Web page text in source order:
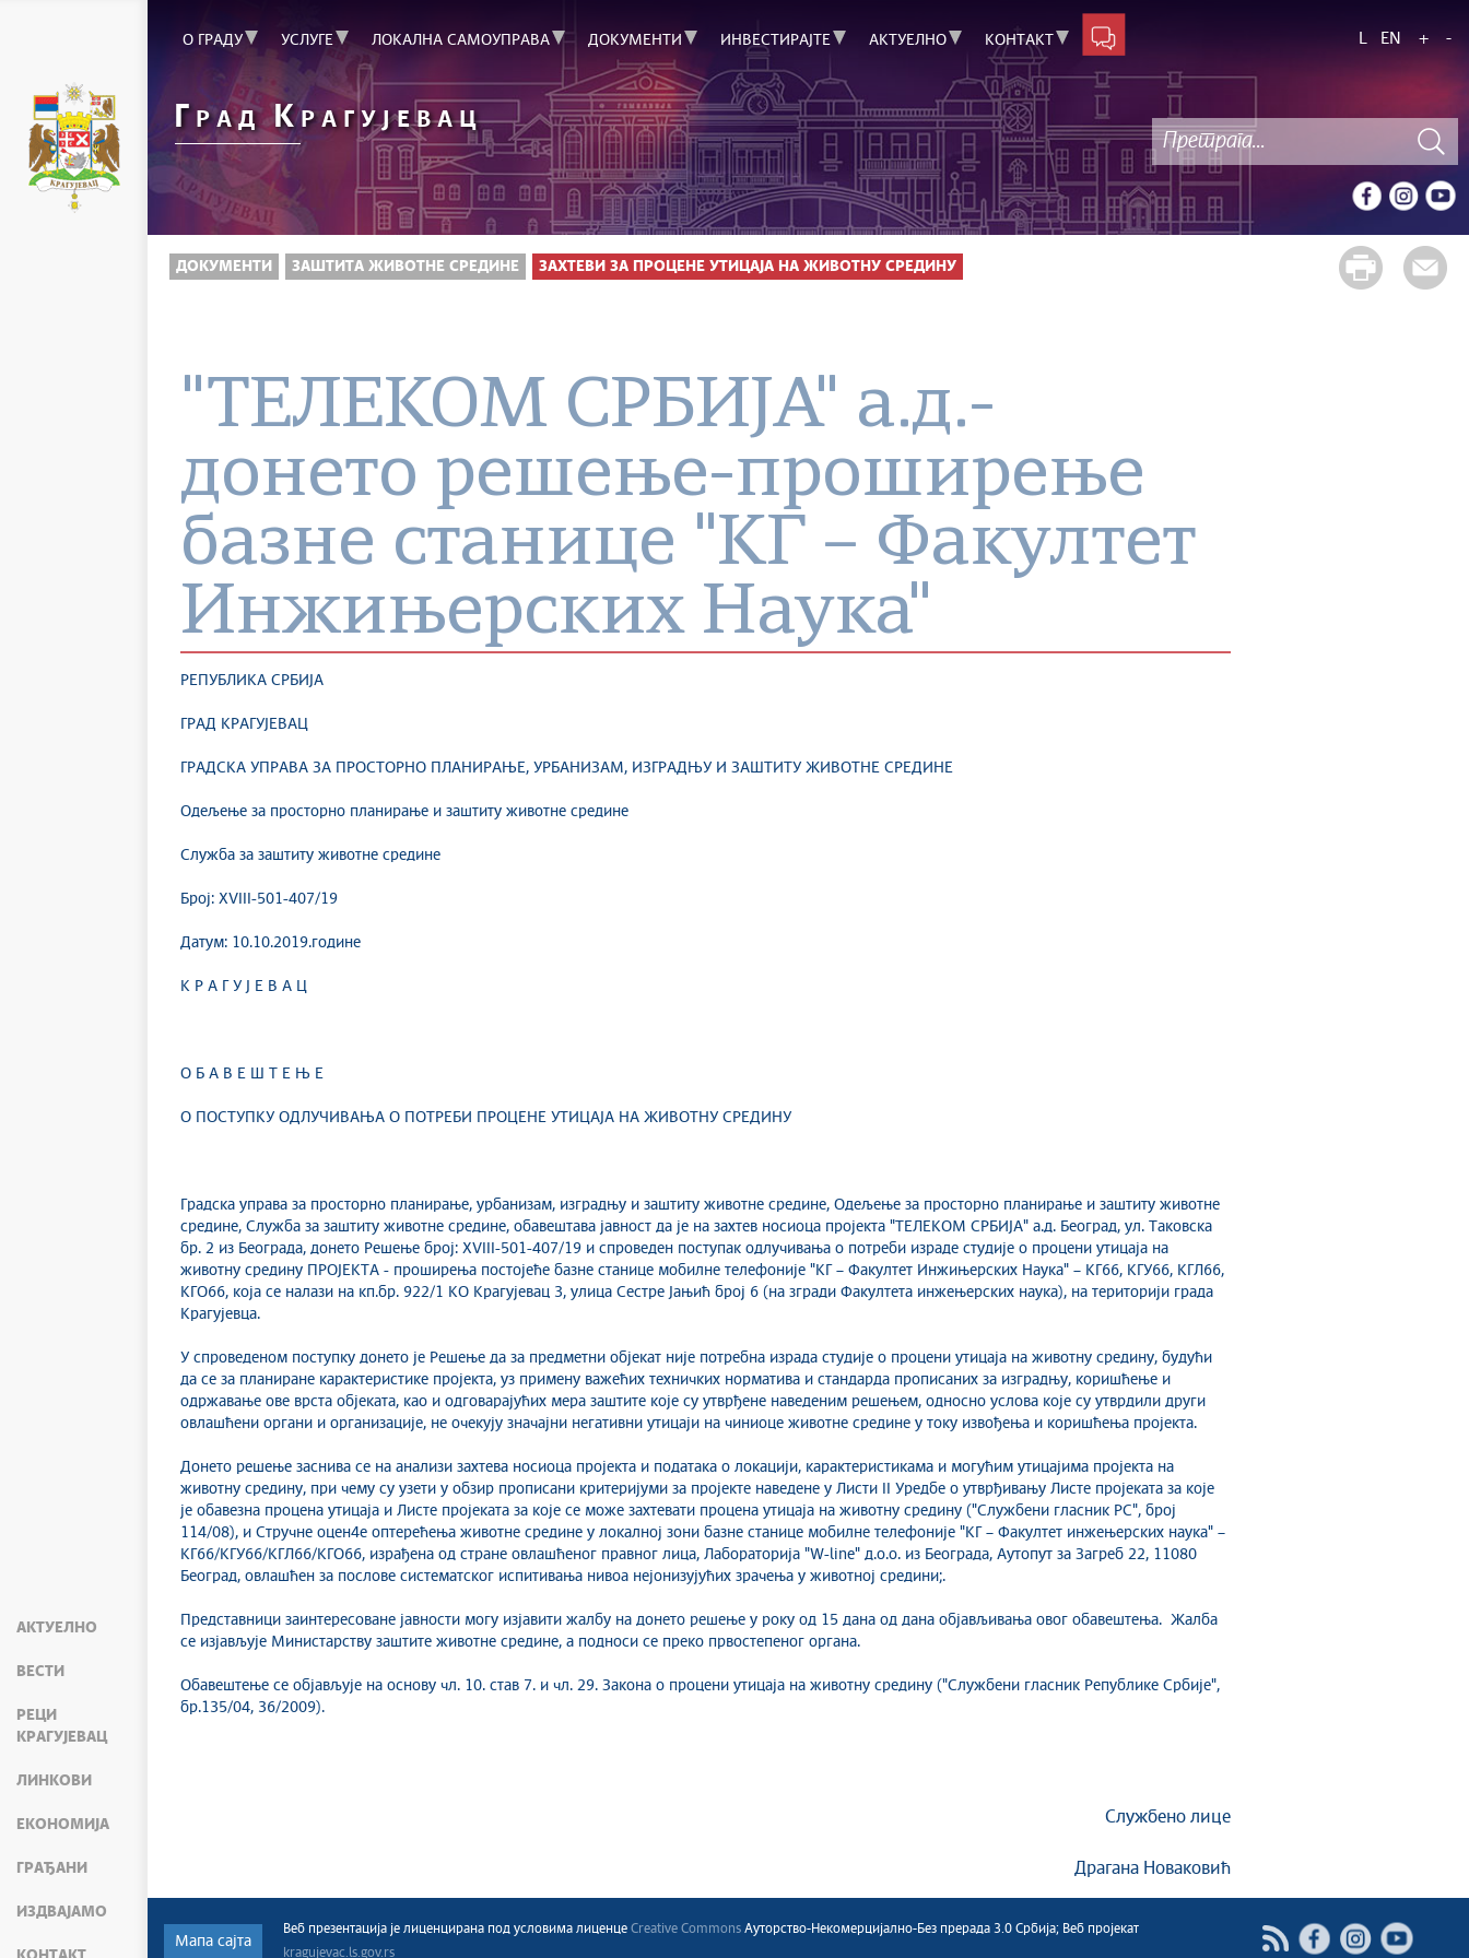
АКТУЕЛНО
ВЕСТИ
РЕЦИ
КРАГУЈЕВАЦ
ЛИНКОВИ
ЕКОНОМИЈА
ГРАЂАНИ
ИЗДВАЈАМО
О ГРАДУ УСЛУГЕ ЛОКАЛНА САМОУПРАВА ДОКУМЕНТИ ИНВЕСТИРАЈТЕ АКТУЕЛНО КОНТАКТ L EN + -
Г РАДКРАГУЈЕВАЦ
ДОКУМЕНТИ ЗАШТИТА ЖИВОТНЕ СРЕДИНЕ ЗАХТЕВИ ЗА ПРОЦЕНЕ УТИЦАЈА НА ЖИВОТНУ СРЕДИНУ
"ТЕЛЕКОМ СРБИЈА" а.д.-
донето решење-проширење
базне станице "КГ – Факултет
Инжињерских Наука"
РЕПУБЛИКА СРБИЈА
ГРАД КРАГУЈЕВАЦ
ГРАДСКА УПРАВА ЗА ПРОСТОРНО ПЛАНИРАЊЕ, УРБАНИЗАМ, ИЗГРАДЊУ И ЗАШТИТУ ЖИВОТНЕ СРЕДИНЕ
Одељење за просторно планирање и заштиту животне средине
Служба за заштиту животне средине
Број: XVIII-501-407/19
Датум: 10.10.2019.године
К Р А Г У Ј Е В А Ц
О Б А В Е Ш Т Е Њ Е
О ПОСТУПКУ ОДЛУЧИВАЊА О ПОТРЕБИ ПРОЦЕНЕ УТИЦАЈА НА ЖИВОТНУ СРЕДИНУ
Градска управа за просторно планирање, урбанизам, изградњу и заштиту животне средине, Одељење за просторно планирање и заштиту животне
средине, Служба за заштиту животне средине, обавештава јавност да је на захтев носиоца пројекта "ТЕЛЕКОМ СРБИЈА" а.д. Београд, ул. Таковска
бр. 2 из Београда, донето Решење број: XVIII-501-407/19 и спроведен поступак одлучивања о потреби израде студије о процени утицаја на
животну средину ПРОЈЕКТА - проширења постојеће базне станице мобилне телефоније "КГ – Факултет Инжињерских Наука" – КГ66, KГУ66, КГЛ66,
КГО66, која се налази на кп.бр. 922/1 КО Крагујевац 3, улица Сестре Јањић број 6 (на згради Факултета инжењерских наука), на територији града
Крагујевца.
У спроведеном поступку донето је Решење да за предметни објекат није потребна израда студије о процени утицаја на животну средину, будући
да се за планиране карактеристике пројекта, уз примену важећих техничких норматива и стандарда прописаних за изградњу, коришћење и
одржавање ове врста објеката, као и одговарајућих мера заштите које су утврђене наведеним решењем, односно услова које су утврдили други
овлашћени органи и организације, не очекују значајни негативни утицаји на чиниоце животне средине у току извођења и коришћења пројекта.
Донето решење заснива се на анализи захтева носиоца пројекта и података о локацији, карактеристикама и могућим утицајима пројекта на
животну средину, при чему су узети у обзир прописани критеријуми за пројекте наведене у Листи II Уредбе о утврђивању Листе пројеката за које
је обавезна процена утицаја и Листе пројеката за које се може захтевати процена утицаја на животну средину ("Службени гласник РС", број
114/08), и Стручне оцен4е оптерећења животне средине у локалној зони базне станице мобилне телефонијe "КГ – Факултет инжењерских наука" –
КГ66/KГУ66/КГЛ66/КГО66, израђена од стране овлашћеног правног лица, Лабораторија "W-line" д.о.о. из Београда, Аутопут за Загреб 22, 11080
Београд, овлашћен за послове систематског испитивања нивоа нејонизујућих зрачења у животној средини;.
Представници заинтересоване јавности могу изјавити жалбу на донето решење у року од 15 дана од дана објављивања овог обавештења. Жалба
се изјављује Министарству заштите животне средине, а подноси се преко првостепеног органа.
Обавештење се објављује на основу чл. 10. став 7. и чл. 29. Закона о процени утицаја на животну средину ("Службени гласник Републике Србије",
бр.135/04, 36/2009).
Службено лице
Драгана Новаковић
Мапа сајта
Веб презентација jе лиценциранa под условима лиценце Creative Commons Ауторство-Некомерцијално-Без прерада 3.0 Србија; Веб пројекат
kragujevac.ls.gov.rs
FacebookInstagramYoutube